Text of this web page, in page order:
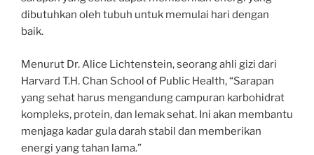
dibutuhkan oleh tubuh untuk memulai hari dengan
baik.
Menurut Dr. Alice Lichtenstein, seorang ahli gizi dari
Harvard T.H. Chan School of Public Health, “Sarapan
yang sehat harus mengandung campuran karbohidrat
kompleks, protein, dan lemak sehat. Ini akan membantu
menjaga kadar gula darah stabil dan memberikan
energi yang tahan lama.”